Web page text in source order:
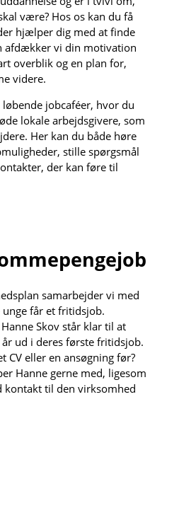
være? Hos os kan du få
hjælper dig med at finde
afdækker vi din motivation
overblik og en plan for,
videre.
jobcaféer, hvor du
lokale arbejdsgivere, som
Her kan du både høre
stille spørgsmål
der kan føre til
samarbejder vi med
får et fritidsjob.
Skov står klar til at
ud i deres første fritidsjob.
CV eller en ansøgning før?
Hanne gerne med, ligesom
til den virksomhed